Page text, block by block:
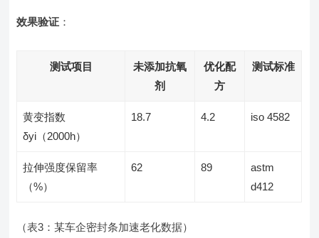
效果验证 ：
测试项目
未添加抗氧
剂
优化配
方
测试标准
黄变指数
δyi（2000h）
18.7 4.2 iso 4582
拉伸强度保留率
（%）
62 89
astm
d412
（表3：某车企密封条加速老化数据）